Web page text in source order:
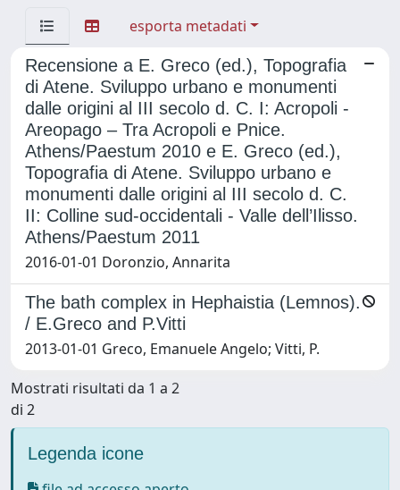
esporta metadati
Recensione a E. Greco (ed.), Topografia
di Atene. Sviluppo urbano e monumenti
dalle origini al III secolo d. C. I: Acropoli -
Areopago – Tra Acropoli e Pnice.
Athens/Paestum 2010 e E. Greco (ed.),
Topografia di Atene. Sviluppo urbano e
monumenti dalle origini al III secolo d. C.
II: Colline sud-occidentali - Valle dell’Ilisso.
Athens/Paestum 2011
2016-01-01 Doronzio, Annarita
The bath complex in Hephaistia (Lemnos).
/ E.Greco and P.Vitti
2013-01-01 Greco, Emanuele Angelo; Vitti, P.
Mostrati risultati da 1 a 2
di 2
Legenda icone